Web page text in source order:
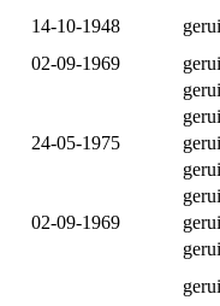
14-10-1948
02-09-1969
24-05-1975
02-09-1969